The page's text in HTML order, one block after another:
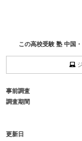
この高校受験 塾 中国
事前調査
調査期間
更新日